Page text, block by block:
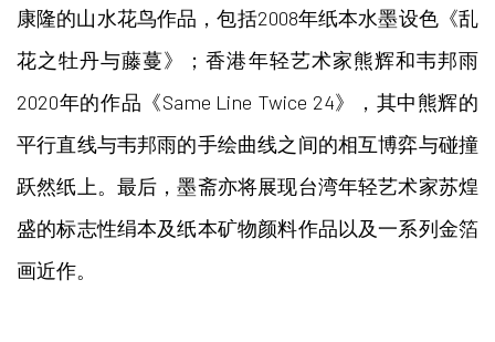
康隆的山水花鸟作品，包括2008年纸本水墨设色《乱
花之牡丹与藤蔓》；香港年轻艺术家熊辉和韦邦雨
2020年的作品《Same Line Twice 24》，其中熊辉的
平行直线与韦邦雨的手绘曲线之间的相互博弈与碰撞
跃然纸上。最后，墨斋亦将展现台湾年轻艺术家苏煌
盛的标志性绢本及纸本矿物颜料作品以及一系列金箔
画近作。